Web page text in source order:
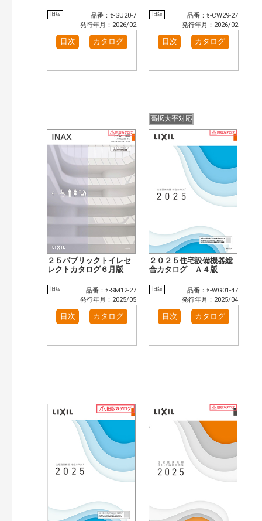
トイレ（405）
小型電気温水器（83）
太陽光発電・屋根・外壁（78）
高性能住宅工法（18）
ビル・マンション・店舗（283）
発行年で検索
旧版
品番：ｾ-SU20-7
発行年月：2026/02
目次 カタログ
旧版
品番：ｾ-CW29-27
発行年月：2026/02
目次 カタログ
２５パブリックトイレセ
レクトカタログ６月版
旧版
品番：ｾ-SM12-27
発行年月：2025/05
目次 カタログ
高拡大率対応
２０２５住宅設備機器総
合カタログ Ａ４版
旧版
品番：ｾ-WG01-47
発行年月：2025/04
目次 カタログ